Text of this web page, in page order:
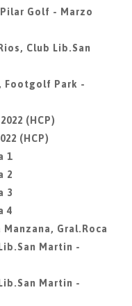
Golf - Marzo
Club Lib.San
Footgolf Park -
(HCP)
(HCP)
1
2
3
4
Gral.Roca
Martin -
Martin -